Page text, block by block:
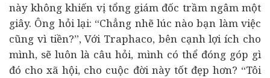
này không khiến vị tổng giám đốc trầm ngâm một
giây. Ông hỏi lại: “Chẳng nhẽ lúc nào bạn làm việc
cũng vì tiền?”, Với Traphaco, bên cạnh lợi ích cho
mình, sẽ luôn là câu hỏi, mình có thể đóng góp gì
đó cho xã hội, cho cuộc đời này tốt đẹp hơn? “Tôi